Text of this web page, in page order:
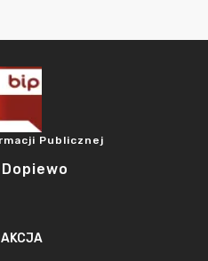
Publicznej